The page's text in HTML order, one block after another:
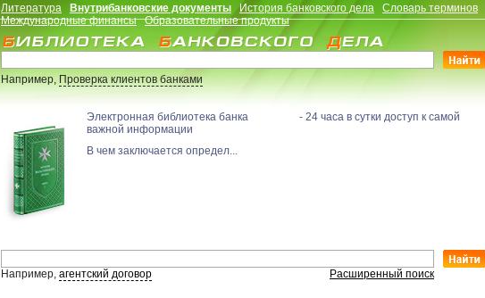
Литература Внутрибанковские документы История банковского дела
Словарь терминов
Международные финансы
Образовательные продукты
Например,Проверка клиентов банками
Электронная библиотека банка - 24 часа в сутки доступ к самой
важной информации
В чем заключается определ...
Например, агентский договор Расширенный поиск